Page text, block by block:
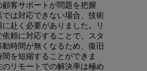
顧客サポートが問題を把握
では対応できない場合、技術
に赴く必要がありました。リ
依頼に対応することで、スタ
動時間が無くなるため、復旧
間を短縮することができま
のリモートでの解決率は極め